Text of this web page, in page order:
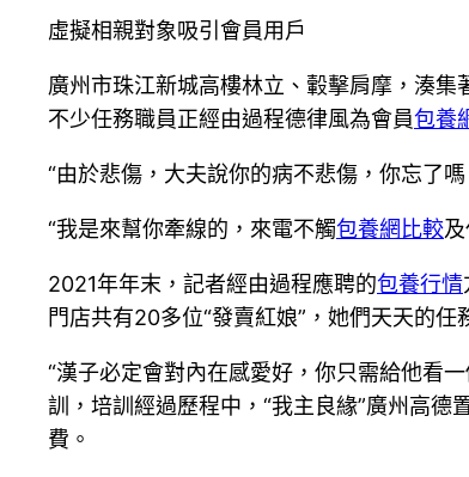
虛擬相親對象吸引會員用戶
廣州市珠江新城高樓林立、轂擊肩摩，湊
不少任務職員正經由過程德律風為會員包養
“由於悲傷，大夫說你的病不悲傷，你忘了
“我是來幫你牽線的，來電不觸包養網比較
2021年年末，記者經由過程應聘的包養行情
門店共有20多位“發賣紅娘”，她們天天的
“漢子必定會對內在感愛好，你只需給他看
訓，培訓經過歷程中，“我主良緣”廣州高
費。